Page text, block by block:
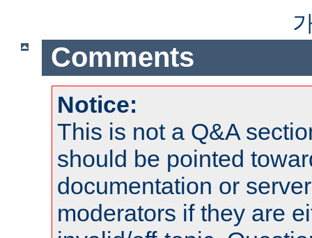
Comments
Notice:
This is not a Q&A
should be pointed
documentation or
moderators if they are